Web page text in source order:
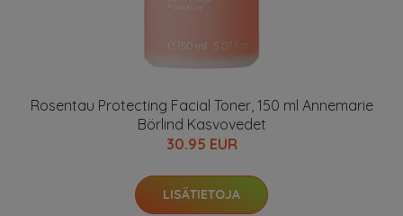
Rosentau Protecting Facial Toner, 150 ml Annemarie
Börlind Kasvovedet
30.95 EUR
LISÄTIETOJA